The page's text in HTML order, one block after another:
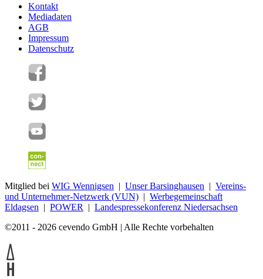
Kontakt
Mediadaten
AGB
Impressum
Datenschutz
Mitglied bei WIG Wennigsen | Unser Barsinghausen | Vereins-
und Unternehmer-Netzwerk (VUN) | Werbegemeinschaft
Eldagsen | POWER | Landespressekonferenz Niedersachsen
©2011 - 2026 cevendo GmbH | Alle Rechte vorbehalten